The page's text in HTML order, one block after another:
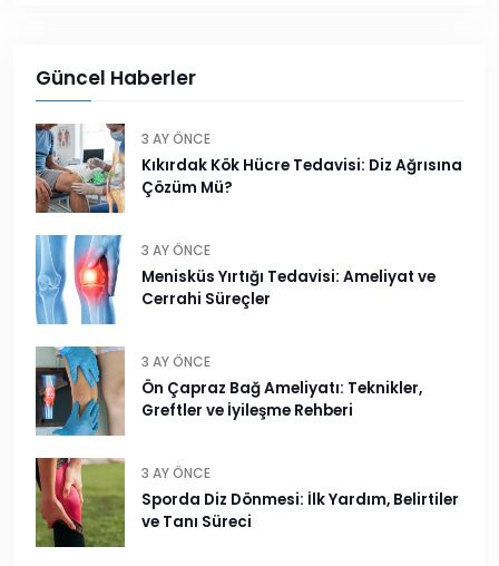
Güncel Haberler
3 AY ÖNCE
Kıkırdak Kök Hücre Tedavisi: Diz Ağrısına
Çözüm Mü?
3 AY ÖNCE
Menisküs Yırtığı Tedavisi: Ameliyat ve
Cerrahi Süreçler
3 AY ÖNCE
Ön Çapraz Bağ Ameliyatı: Teknikler,
Greftler ve İyileşme Rehberi
3 AY ÖNCE
Sporda Diz Dönmesi: İlk Yardım, Belirtiler
ve Tanı Süreci